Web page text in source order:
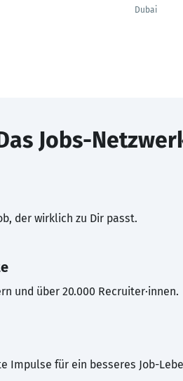
Dubai
Jobs-
der wirklich zu Dir passt.
und über 20.000 Recruiter·innen.
Impulse für ein besseres Job-